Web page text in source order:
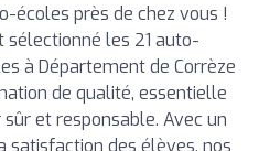
écoles près de chez vous !
sélectionné les 21 auto-
à Département de Corrèze
de qualité, essentielle
et responsable. Avec un
des élèves, nos